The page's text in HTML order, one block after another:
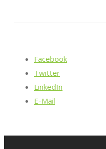
Facebook
Twitter
LinkedIn
E-Mail